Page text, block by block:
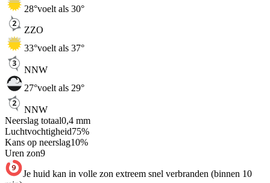
28°voelt als 30°
ZZO
33°voelt als 37°
NNW
27°voelt als 29°
NNW
Neerslag totaal0,4 mm
Luchtvochtigheid75%
Kans op neerslag10%
Uren zon9
Je huid kan in volle zon extreem snel verbranden (binnen 10